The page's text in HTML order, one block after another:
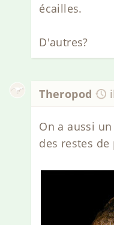
écailles.
D'autres?
Theropod
On a aussi
des restes de